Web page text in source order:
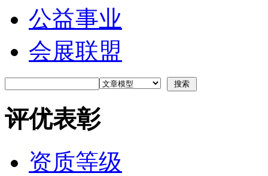
公益事业
会展联盟
评优表彰
资质等级